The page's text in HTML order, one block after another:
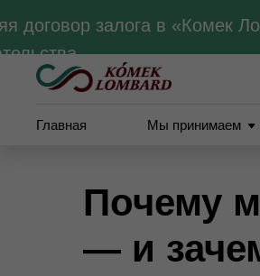
договор залога в «Комек
Главная Мы принимаем
Почему
— и